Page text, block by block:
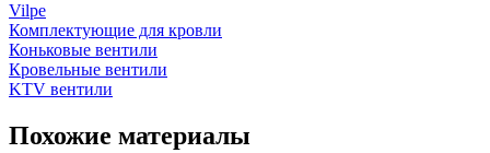
Vilpe
Комплектующие для кровли
Коньковые вентили
Кровельные вентили
KTV вентили
Похожие материалы